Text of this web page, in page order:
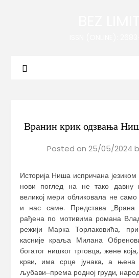
Вранин крик одзвања
Posted on 25/05/2024
Историја Ниша испричана
нови поглед на не тако давну
великој мери обликовала не
и нас саме. Представа „Врана
рађена по мотивима романа
режији Марка Торлаковића,
касније краља Милана
богатог нишког трговца, жене
крви, има срце јунака, а
љубави‒према родној груди,